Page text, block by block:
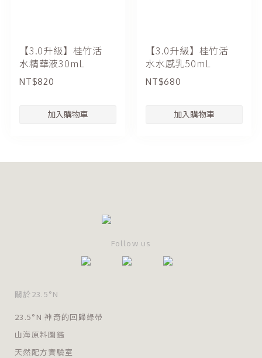
【3.0升級】桂竹活
水精華液30mL
NT$820
【3.0升級】桂竹活
水水感乳50mL
NT$680
Follow us
關於23.5°N
23.5°N 神奇的回歸綠帶
山海原料圖鑑
天然配方實驗室